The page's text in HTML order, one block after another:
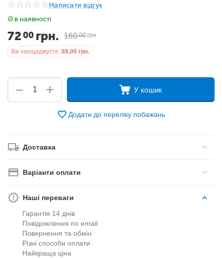
Написати відгук
в наявності
7200 грн. 160 00 грн.
Ви заощаджуєте: 88,00 грн.
+
− У кошик
Додати до переліку побажань
Доставка
Варіанти оплати
Наші переваги
Гарантія 14 днів
Повідомлення по email
Повернення та обмін
Різні способи оплати
Найкраща ціна